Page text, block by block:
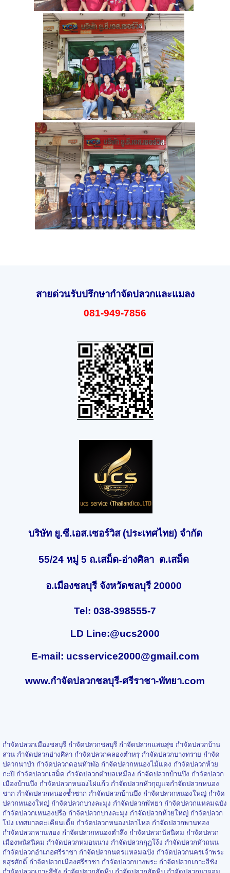
สายด่วนรับปรึกษากำจัดปลวกและแมลง
081-949-7856
บริษัท ยู.ซี.เอส.เซอร์วิส (ประเทศไทย) จำกัด
55/24 หมู่ 5 ถ.เสม็ด-อ่างศิลา ต.เสม็ด
อ.เมืองชลบุรี จังหวัดชลบุรี 20000
Tel: 038-398555-7
LD Line:@ucs2000
E-mail: ucsservice2000@gmail.com
www.กําจัดปลวกชลบุรี-ศรีราชา-พัทยา.com
กำจัดปลวกเมืองชลบุรี กำจัดปลวกชลบุรี กำจัดปลวกแสนสุข กำจัดปลวกบ้าน
สวน กำจัดปลวกอ่างศิลา กำจัดปลวกคลองตำหรุ กำจัดปลวกบางทราย กำจัด
ปลวกนาป่า กำจัดปลวกดอนหัวฬ่อ กำจัดปลวกหนองไม้แดง กำจัดปลวกห้วย
กะปิ กำจัดปลวกเสม็ด กำจัดปลวกตำบลเหมือง กำจัดปลวกบ้านบึง กำจัดปลวก
เมืองบ้านบึง กำจัดปลวกหนองไผ่แก้ว กำจัดปลวกหัวกุญแจกำจัดปลวกหนอง
ชาก กำจัดปลวกหนองซ้ำซาก กำจัดปลวกบ้านบึง กำจัดปลวกหนองใหญ่ กำจัด
ปลวกหนองใหญ่ กำจัดปลวกบางละมุง กำจัดปลวกพัทยา กำจัดปลวกแหลมฉบัง
กำจัดปลวกเหนองปรือ กำจัดปลวกบางละมุง กำจัดปลวกห้วยใหญ่ กำจัดปลวก
โป่ง เทศบาลตะเคียนเตี้ย กำจัดปลวกหนองปลาไหล กำจัดปลวกพานทอง
กำจัดปลวกพานทอง กำจัดปลวกหนองตำลึง กำจัดปลวกนัสนิคม กำจัดปลวก
เมืองพนัสนิคม กำจัดปลวกหมอนนาง กำจัดปลวกกุฎโง้ง กำจัดปลวกหัวถนน
กำจัดปลวกอำเภอศรีราชา กำจัดปลวกนครแหลมฉบัง กำจัดปลวกนครเจ้าพระ
ยสุรศักดิ์ กำจัดปลวกเมืองศรีราชา กำจัดปลวกบางพระ กำจัดปลวกเกาะสีชัง